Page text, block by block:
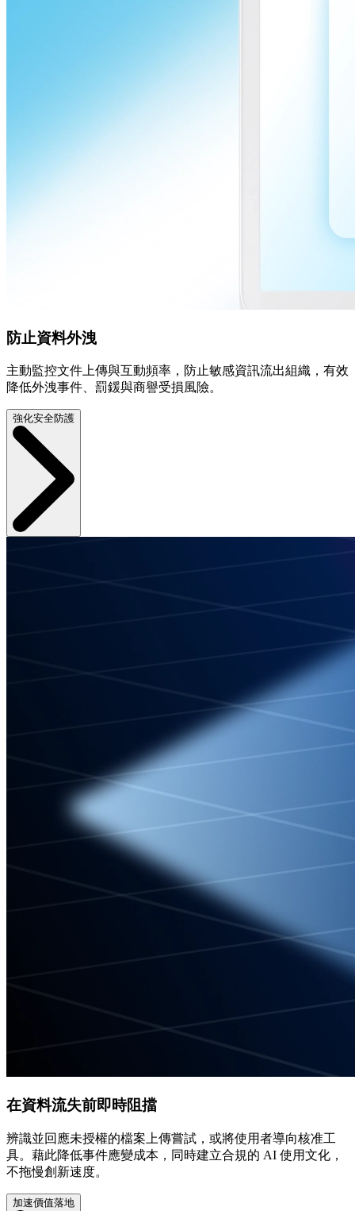
防止資料外洩
主動監控文件上傳與互動頻率，防止敏感資訊流出組織，有效
降低外洩事件、罰鍰與商譽受損風險。
強化安全防護
在資料流失前即時阻擋
辨識並回應未授權的檔案上傳嘗試，或將使用者導向核准工
具。藉此降低事件應變成本，同時建立合規的 AI 使用文化，
不拖慢創新速度。
加速價值落地